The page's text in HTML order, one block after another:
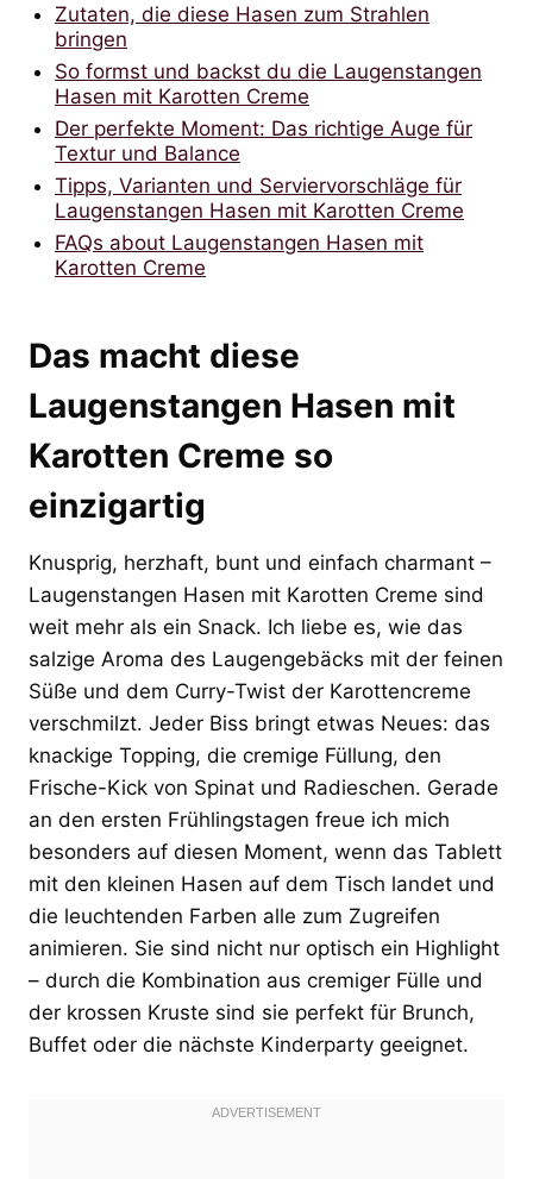
Zutaten, die diese Hasen zum Strahlen
bringen
So formst und backst du die Laugenstangen
Hasen mit Karotten Creme
Der perfekte Moment: Das richtige Auge für
Textur und Balance
Tipps, Varianten und Serviervorschläge für
Laugenstangen Hasen mit Karotten Creme
FAQs about Laugenstangen Hasen mit
Karotten Creme
Das macht diese
Laugenstangen Hasen mit
Karotten Creme so
einzigartig
Knusprig, herzhaft, bunt und einfach charmant –
Laugenstangen Hasen mit Karotten Creme sind
weit mehr als ein Snack. Ich liebe es, wie das
salzige Aroma des Laugengebäcks mit der feinen
Süße und dem Curry-Twist der Karottencreme
verschmilzt. Jeder Biss bringt etwas Neues: das
knackige Topping, die cremige Füllung, den
Frische-Kick von Spinat und Radieschen. Gerade
an den ersten Frühlingstagen freue ich mich
besonders auf diesen Moment, wenn das Tablett
mit den kleinen Hasen auf dem Tisch landet und
die leuchtenden Farben alle zum Zugreifen
animieren. Sie sind nicht nur optisch ein Highlight
– durch die Kombination aus cremiger Fülle und
der krossen Kruste sind sie perfekt für Brunch,
Buffet oder die nächste Kinderparty geeignet.